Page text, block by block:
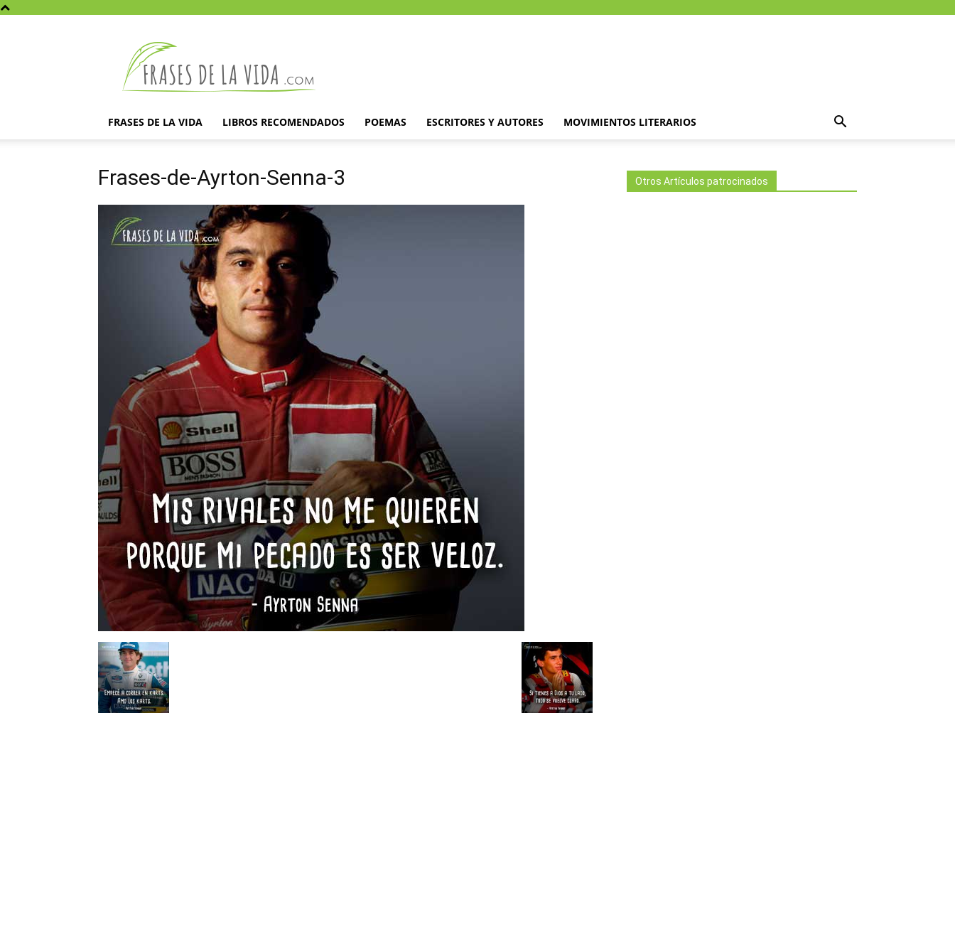
la
vida
FRASES DE LA VIDA LIBROS RECOMENDADOS POEMAS ESCRITORES Y AUTORES MOVIMIENTOS LITERARIOS
Frases-de-Ayrton-Senna-3 Otros Artículos patrocinados